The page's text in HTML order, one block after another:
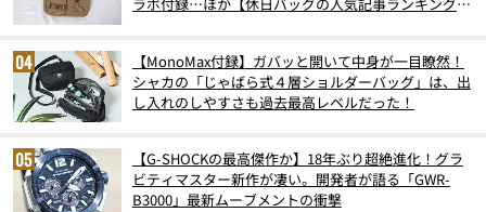
【MonoMax付録】ガバッと開いて中身が一目瞭然！
シャカの「じゃばら式４層ショルダーバッグ」は、出
し入れのしやすさも過去最高レベルだった！
【G-SHOCKの最高傑作か】18年ぶり超絶進化！グラ
ビティマスター新作が凄い。開発者が語る「GWR-
B3000」最新ムーブメントの衝撃